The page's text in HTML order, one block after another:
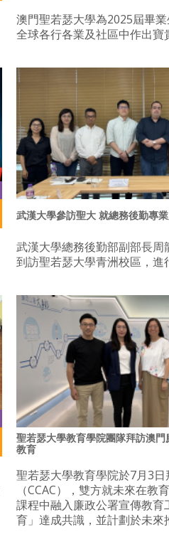
澳門聖若瑟大學為2025屆畢
全球各行各業及社區中作出寶
武漢大學參訪聖大 就總務後勤專
武漢大學總務後勤部副部長
到訪聖若瑟大學青洲校區，進
聖若瑟大學教育學院團隊拜訪澳
教育
聖若瑟大學教育學院於7月3
（CCAC），雙方就未來在
課程中融入廉政公署宣傳教
育」達成共識，並計劃於未來